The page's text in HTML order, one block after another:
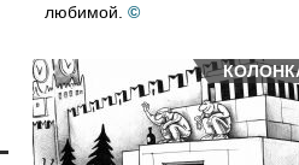
любимой. ©